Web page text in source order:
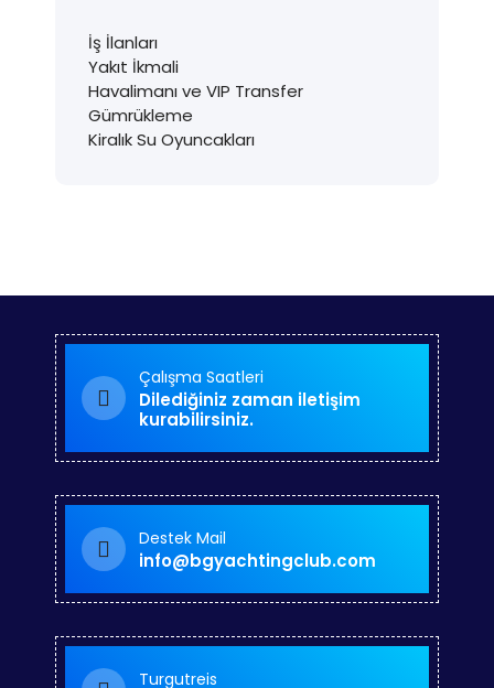
İş İlanları
Yakıt İkmali
Havalimanı ve VIP Transfer
Gümrükleme
Kiralık Su Oyuncakları
Çalışma Saatleri
Dilediğiniz zaman iletişim
kurabilirsiniz.
Destek Mail
info@bgyachtingclub.com
Turgutreis